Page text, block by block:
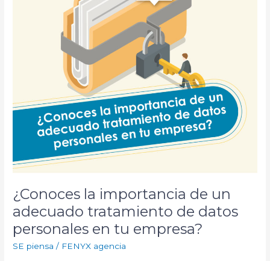
¿Conoces la importancia de un
adecuado tratamiento de datos
personales en tu empresa?
SE piensa / FENYX agencia